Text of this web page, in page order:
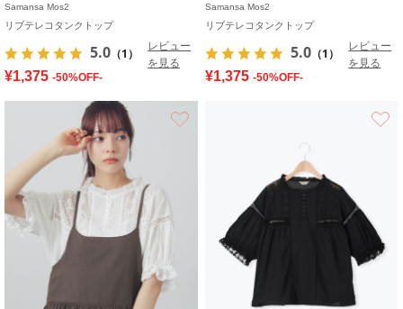
Samansa Mos2
リブテレコタンクトップ
5.0 （1）
レビュー
を見る
¥1,375 -50%OFF-
Samansa Mos2
リブテレコタンクトップ
5.0 （1）
レビュー
を見る
¥1,375 -50%OFF-